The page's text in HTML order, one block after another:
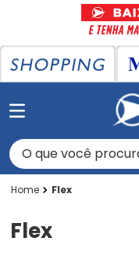
O que você procura?
Flex
Flex